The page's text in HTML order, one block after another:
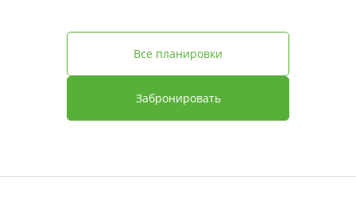
Забронировать
Все планировки